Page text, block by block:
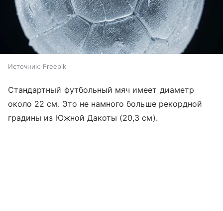
Источник: Freepik
Стандартный футбольный мяч имеет диаметр
около 22 см. Это не намного больше рекордной
градины из Южной Дакоты (20,3 см).